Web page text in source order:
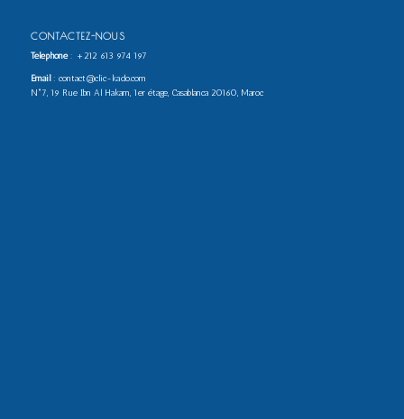
CONTACTEZ-NOUS
Téléphone: +212 613 974 197
Email: contact@clic-kado.com
N°7, 19 Rue Ibn Al Hakam, 1er étage, Casablanca 20160, Maroc